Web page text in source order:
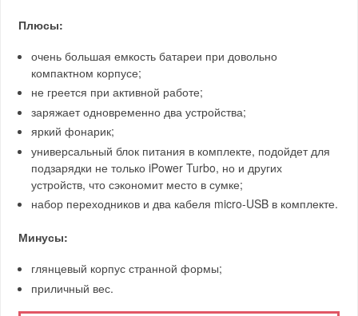
Плюсы:
очень большая емкость батареи при довольно
компактном корпусе;
не греется при активной работе;
заряжает одновременно два устройства;
яркий фонарик;
универсальный блок питания в комплекте, подойдет для
подзарядки не только iPower Turbo, но и других
устройств, что сэкономит место в сумке;
набор переходников и два кабеля micro-USB в комплекте.
Минусы:
глянцевый корпус странной формы;
приличный вес.